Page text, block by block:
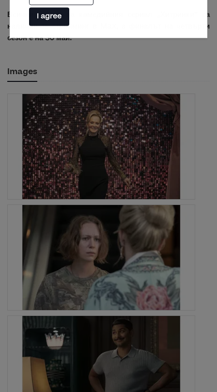
I agree
Всички сезони на комедийния сериал „Хитринки“ са
налични за стрийминг в Max, а финалът на четвърти
сезон е на 30 май.
Images